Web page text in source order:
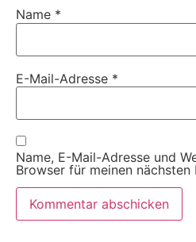
Name *
E-Mail-Adresse *
Name, E-Mail-Adresse und
Browser für meinen nächsten